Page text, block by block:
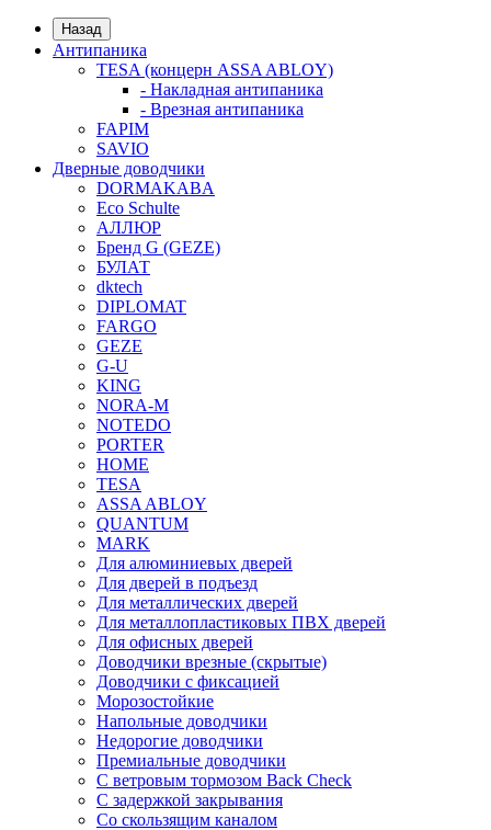
Назад
Антипаника
TESA (концерн ASSA ABLOY)
- Накладная антипаника
- Врезная антипаника
FAPIM
SAVIO
Дверные доводчики
DORMAKABA
Eco Schulte
АЛЛЮР
Бренд G (GEZE)
БУЛАТ
dktech
DIPLOMAT
FARGO
GEZE
G-U
KING
NORA-M
NOTEDO
PORTER
HOME
TESA
ASSA ABLOY
QUANTUM
MARK
Для алюминиевых дверей
Для дверей в подъезд
Для металлических дверей
Для металлопластиковых ПВХ дверей
Для офисных дверей
Доводчики врезные (скрытые)
Доводчики с фиксацией
Морозостойкие
Напольные доводчики
Недорогие доводчики
Премиальные доводчики
С ветровым тормозом Back Check
С задержкой закрывания
Со скользящим каналом